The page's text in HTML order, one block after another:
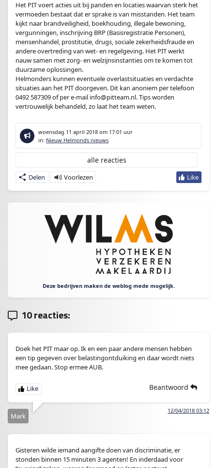
Het PIT voert acties uit bij panden en locaties waarvan sterk het
vermoeden bestaat dat er sprake is van misstanden. Het team
kijkt naar brandveiligheid, boekhouding, illegale bewoning,
vergunningen, inschrijving BRP (Basisregistratie Personen),
mensenhandel, prostitutie, drugs, sociale zekerheidsfraude en
andere overtreding van wet- en regelgeving. Het PIT werkt
nauw samen met zorg- en welzijnsinstanties om te komen tot
duurzame oplossingen.
Helmonders kunnen eventuele overlastsituaties en verdachte
situaties aan het PIT doorgeven. Dit kan anoniem per telefoon
0492 587309 of per e-mail info@pitteam.nl. Tips worden
vertrouwelijk behandeld, zo laat het team weten.
woensdag 11 april 2018 om 17:01 uur
in: Nieuw Helmonds nieuws
Delen
alle reacties
Deze bedrijven maken de weblog mede mogelijk.
10 reacties:
Doek het PIT maar op. Ik en een paar andere mensen hebben
een tip gegeven over belastingontduiking en daar wordt niets
mee gedaan. Stop ermee AUB.
Beantwoord
12/04/2018 03:12
Mark
Gisteren wilde iemand aangifte doen van discriminatie, er
stonden binnen 15 minuten 3 agenten! En inderdaad voor